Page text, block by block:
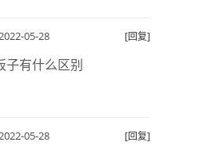
05-28 [回复]
子有什么区别
05-28 [回复]